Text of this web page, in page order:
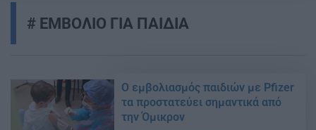
ΕΜΒΟΛΙΟ ΓΙΑ ΠΑΙΔΙΑ
Ο εμβολιασμός παιδιών με Pfizer
τα προστατεύει σημαντικά από
την Όμικρον